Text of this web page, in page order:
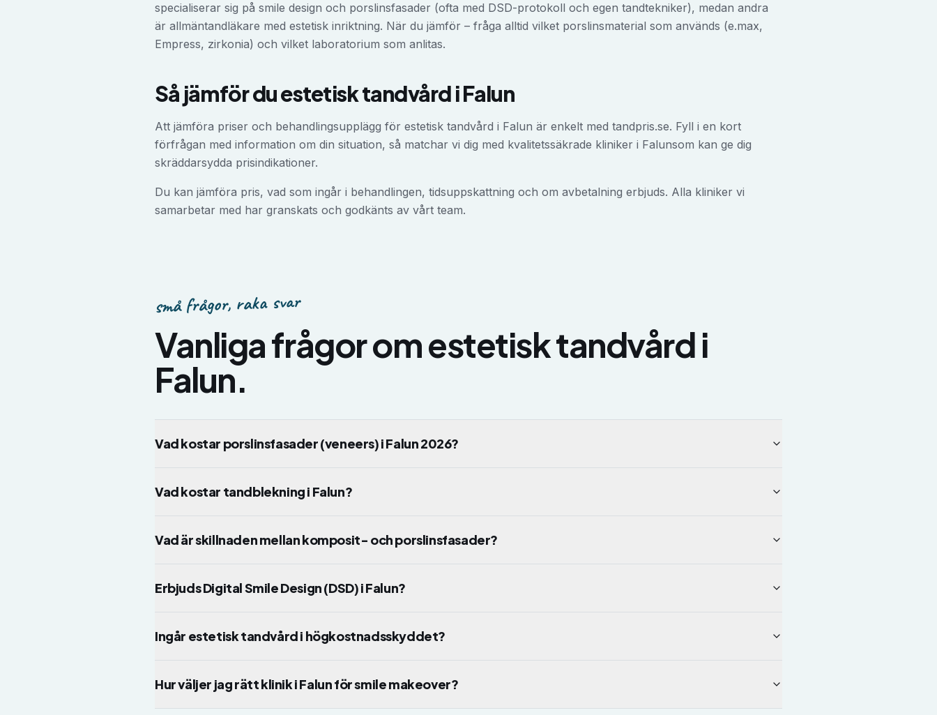
specialiserar sig på smile design och porslinsfasader (ofta med DSD-protokoll och egen tandtekniker), medan andra
är allmäntandläkare med estetisk inriktning. När du jämför – fråga alltid vilket porslinsmaterial som används (e.max,
Empress, zirkonia) och vilket laboratorium som anlitas.
Så jämför duestetisk tandvårdiFalun
Att jämföra priser och behandlingsupplägg för estetisk tandvård i Falun är enkelt med tandpris.se. Fyll i en kort
förfrågan med information om din situation, så matchar vi dig med kvalitetssäkrade kliniker i Falunsom kan ge dig
skräddarsydda prisindikationer.
Du kan jämföra pris, vad som ingår i behandlingen, tidsuppskattning och om avbetalning erbjuds. Alla kliniker vi
samarbetar med har granskats och godkänts av vårt team.
små frågor, raka svar
Vanliga frågor omestetisk tandvårdi
Falun.
Vad kostar porslinsfasader (veneers) i Falun 2026?
Vad kostar tandblekning i Falun?
Vad är skillnaden mellan komposit- och porslinsfasader?
Erbjuds Digital Smile Design (DSD) i Falun?
Ingår estetisk tandvård i högkostnadsskyddet?
Hur väljer jag rätt klinik i Falun för smile makeover?